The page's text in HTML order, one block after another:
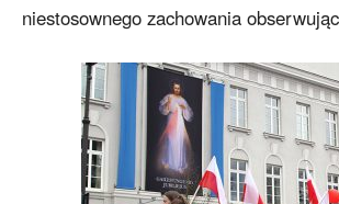
niestosownego zachowania